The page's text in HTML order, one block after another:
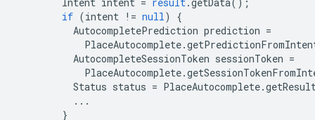
if (intent != null )
{
AutocompletePrediction prediction =
PlaceAutocomplete.
AutocompleteSessionToken sessionToken =
PlaceAutocomplete.
Status status = PlaceAutocomplete.
...
}